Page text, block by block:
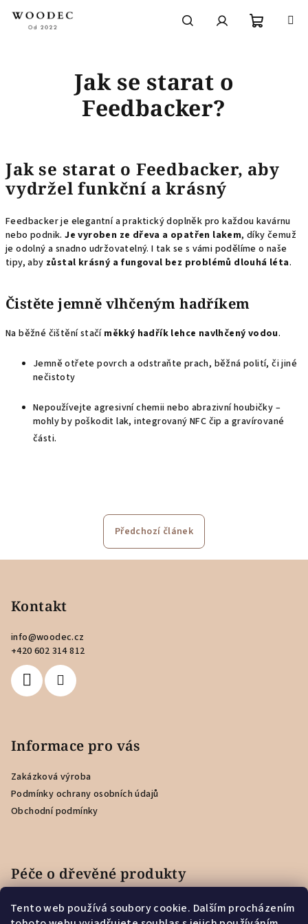
Tento web používá soubory cookie. Dalším procházením
Jak se starat o
Feedbacker?
Jak se starat o Feedbacker, aby
vydržel funkční a krásný
Feedbacker je elegantní a praktický doplněk pro každou kavárnu
nebo podnik.Je vyroben ze dřeva a opatřen lakem, díky čemuž
je odolný a snadno udržovatelný.I tak se s vámi podělíme o naše
tipy, aby zůstal krásný a fungoval bez problémů dlouhá léta.
Čistěte jemně vlhčeným hadříkem
Na běžné čištění stačí měkký hadřík lehce navlhčený vodou.
Jemně otřete povrch a odstraňte prach, běžná polití, či jiné
nečistoty
Nepoužívejte agresivní chemii nebo abrazivní houbičky –
mohly by poškodit lak, integrovaný NFC čip a gravírované
části.
Předchozí článek
Kontakt
info@woodec.cz
+420 602 314 812
Informace pro vás
Zakázková výroba
Podmínky ochrany osobních údajů
Obchodní podmínky
Péče o dřevěné produkty
Jak se starat o dřevěnou záložku?